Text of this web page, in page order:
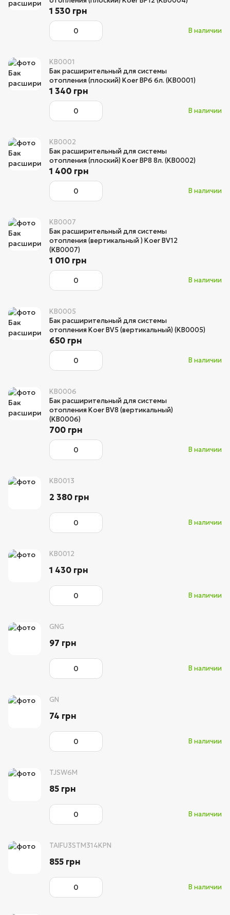
В наличии
1 530 грн
KB0001
Бак расширительный для системы
отопления (плоский) Koer BP6 6л. (KB0001)
В наличии
1 340 грн
KB0002
Бак расширительный для системы
отопления (плоский) Koer BP8 8л. (KB0002)
В наличии
1 400 грн
KB0007
Бак расширительный для системы
отопления (вертикальный ) Koer BV12
(KB0007)
В наличии
1 010 грн
KB0005
Бак расширительный для системы
отопления Koer BV5 (вертикальный) (KB0005)
В наличии
650 грн
KB0006
Бак расширительный для системы
отопления Koer BV8 (вертикальный)
(KB0006)
В наличии
700 грн
KB0013
В наличии
2 380 грн
KB0012
В наличии
1 430 грн
GNG
В наличии
97 грн
GN
В наличии
74 грн
TJSW6M
В наличии
85 грн
TAIFU3STM314KPN
В наличии
855 грн